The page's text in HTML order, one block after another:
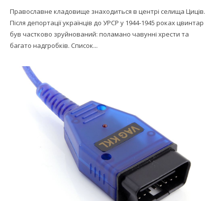
Православне кладовище знаходиться в центрі селища Циців.
Після депортації українців до УРСР у 1944-1945 роках цвинтар
був частково зруйнований: поламано чавунні хрести та
багато надгробків. Список...